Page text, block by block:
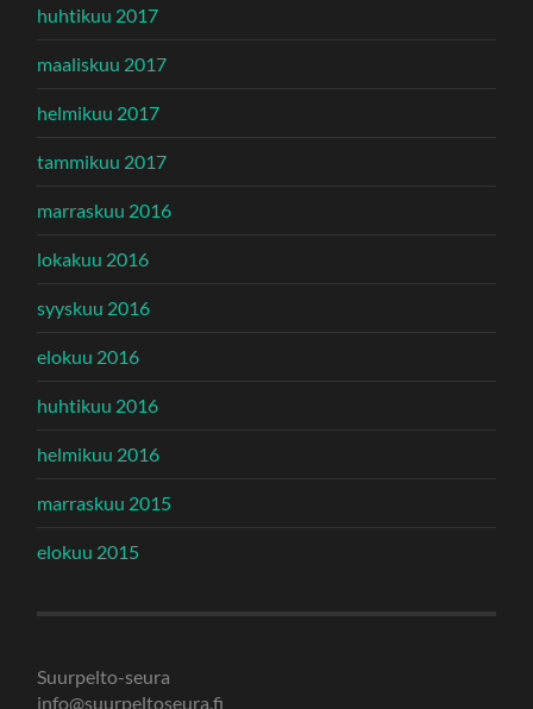
huhtikuu 2017
maaliskuu 2017
helmikuu 2017
tammikuu 2017
marraskuu 2016
lokakuu 2016
syyskuu 2016
elokuu 2016
huhtikuu 2016
helmikuu 2016
marraskuu 2015
elokuu 2015
Suurpelto-seura
info@suurpeltoseura.fi